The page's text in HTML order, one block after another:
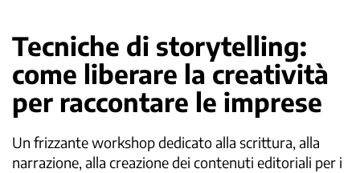
Tecniche di storytelling:
come liberare la creatività
per raccontare le imprese
Un frizzante workshop dedicato alla scrittura, alla
narrazione, alla creazione dei contenuti editoriali per i